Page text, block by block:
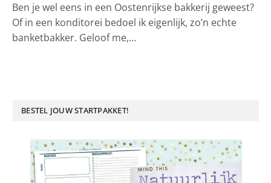
Ben je wel eens in een Oostenrijkse bakkerij geweest?
Of in een konditorei bedoel ik eigenlijk, zo’n echte
banketbakker. Geloof me,…
BESTEL JOUW STARTPAKKET!